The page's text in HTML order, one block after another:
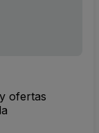
ofertas